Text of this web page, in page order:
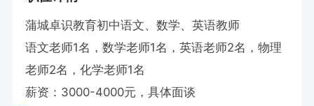
蒲城卓识教育初中语文、数学、英语教师
语文老师1名，数学老师1名，英语老师2名，物理
老师2名，化学老师1名
薪资：3000-4000元，具体面谈